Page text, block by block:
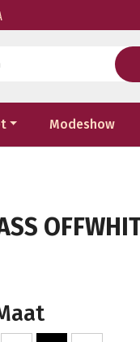
Modeshow